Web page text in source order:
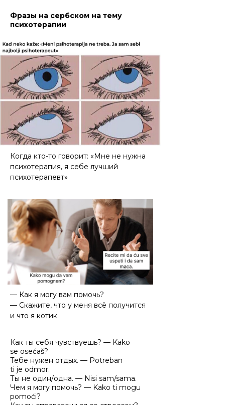
Фразы на сербском на тему
психотерапии
Как ты себя чувствуешь? — Kako
se osećaš?
Тебе нужен отдых. — Potreban
ti je odmor.
Ты не один/одна. — Nisi sam/sama.
Чем я могу помочь? — Kako ti mogu
pomoći?
Когда кто-то говорит: «Мне не нужна
психотерапия, я себе лучший
психотерапевт»
— Как я могу вам помочь?
— Скажите, что у меня всё получится
и что я котик.